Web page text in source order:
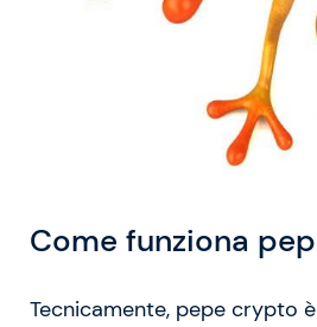
Come funziona
Tecnicamente, pepe crypto